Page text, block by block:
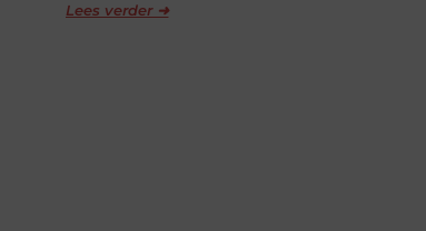
Lees verder ➜